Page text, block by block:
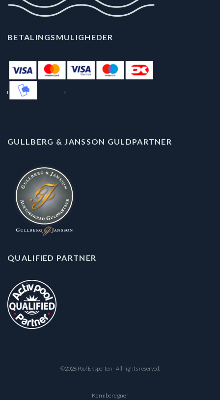
BETALINGSMULIGHEDER
GULLBERG & JANSSON GULDPARTNER
QUALIFIED PARTNER
©2026 Pool Eksperten · All rights reserved.
Kemiberegner